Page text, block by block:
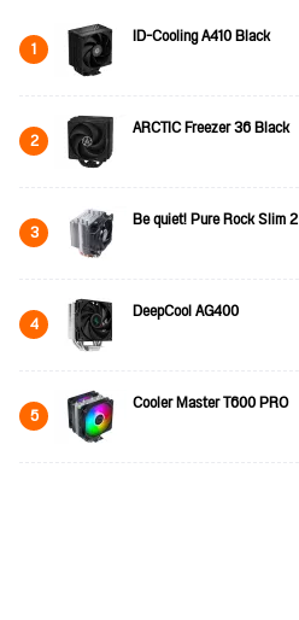
1 ID-Cooling A410 Black
2 ARCTIC Freezer 36 Black
3 Be quiet! Pure Rock Slim 2
4 DeepCool AG400
5 Cooler Master T600 PRO